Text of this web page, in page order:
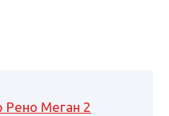
Рено Меган 2